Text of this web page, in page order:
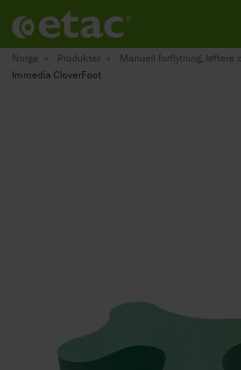
Norge Produkter
Manuell forflytning, løftere
Immedia CloverFoot